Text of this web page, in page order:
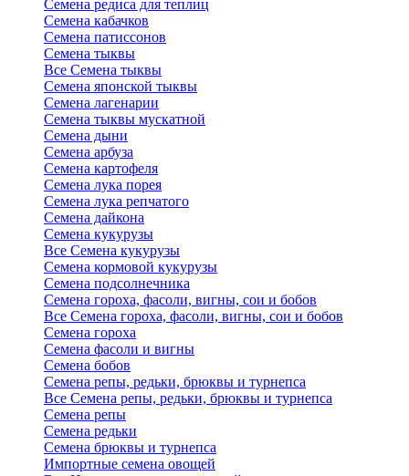
Семена редиса для теплиц
Семена кабачков
Семена патиссонов
Семена тыквы
Все Семена тыквы
Семена японской тыквы
Семена лагенарии
Семена тыквы мускатной
Семена дыни
Семена арбуза
Семена картофеля
Семена лука порея
Семена лука репчатого
Семена дайкона
Семена кукурузы
Все Семена кукурузы
Семена кормовой кукурузы
Семена подсолнечника
Семена гороха, фасоли, вигны, сои и бобов
Все Семена гороха, фасоли, вигны, сои и бобов
Семена гороха
Семена фасоли и вигны
Семена бобов
Семена репы, редьки, брюквы и турнепса
Все Семена репы, редьки, брюквы и турнепса
Семена репы
Семена редьки
Семена брюквы и турнепса
Импортные семена овощей